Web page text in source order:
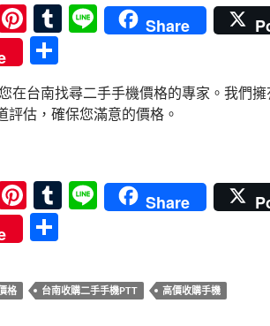
Pi
nt
er
es
t
T
bl
r
Li
n
Share
享
在台南找尋二手手機價格的專家。我們
評估，確保您滿意的價格。
果3C – 台南二手手機價格專家，多年經
Pi
nt
er
es
t
T
bl
r
Li
n
Share
格 台南收購二手手機PTT 高價收購手機